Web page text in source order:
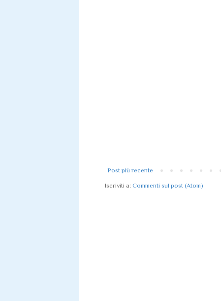
Post più recente
Iscriviti a: Commenti sul post (Atom)